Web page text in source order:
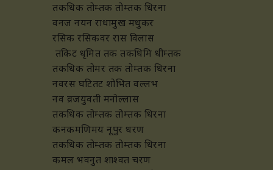
तकधिक तोम्तक तोम्तक धिरना
वनज नयन राधामुख मधुकर
रसिक रसिकवर रास विलास
तकिट धृमित तक तकधिमि धीम्तक
तकधिक तोमर तक तोम्तक धिरना
नवरस घटितट शोभित वल्लभ
नव व्रजयुवती मनोल्लास
तकधिक तोम्तक तोम्तक धिरना
कनकमणिमय नूपुर धरण
तकधिक तोम्तक तोम्तक धिरना
कमल भवनुत शाश्वत चरण